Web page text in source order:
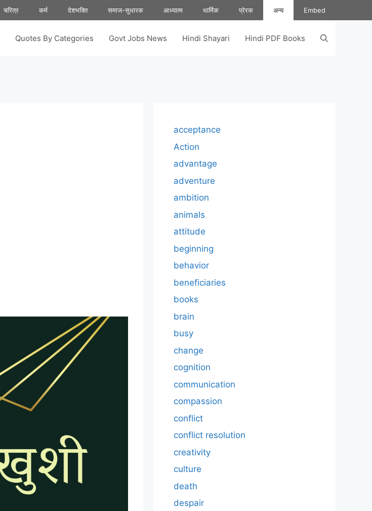
चरित्र कर्म देशभक्ति समाज-सुधारक आध्यात्म धार्मिक प्रेरक अन्य Embed
Quotes By Categories Govt Jobs News Hindi Shayari Hindi PDF Books
acceptance
Action
advantage
adventure
ambition
animals
attitude
beginning
behavior
beneficiaries
books
brain
busy
change
cognition
communication
compassion
conflict
conflict resolution
creativity
culture
death
despair